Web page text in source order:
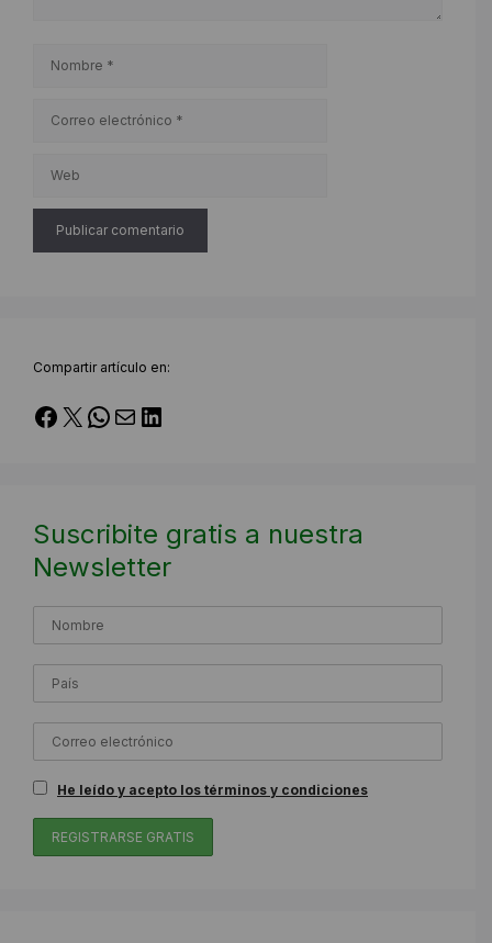
Nombre
Correo
Web
Compartir artículo en:
Facebook
X WhatsApp
Correo electrónico
LinkedIn
Suscribite gratis a nuestra
Newsletter
He leído y acepto los términos y condiciones